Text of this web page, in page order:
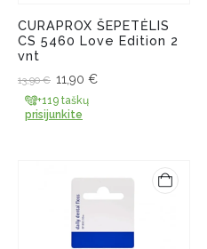
CURAPROX ŠEPETĖLIS
CS 5460 Love Edition 2
vnt
13,90€ 11,90€
+119 taškų
prisijunkite